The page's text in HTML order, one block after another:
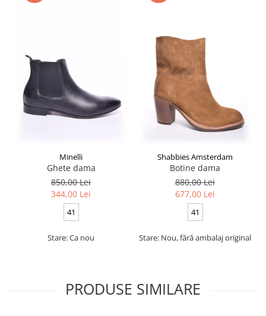
Minelli
Ghete dama
850,00 Lei
344,00 Lei
41
Stare: Ca nou
Shabbies Amsterdam
Botine dama
880,00 Lei
677,00 Lei
41
Stare: Nou, fără ambalaj original
PRODUSE SIMILARE